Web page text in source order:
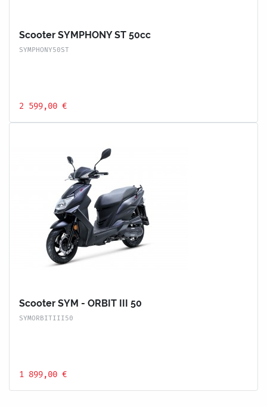
Scooter SYMPHONY ST 50cc
SYMPHONY50ST
2 599,00 €
Scooter SYM - ORBIT III 50
SYMORBITIII50
1 899,00 €